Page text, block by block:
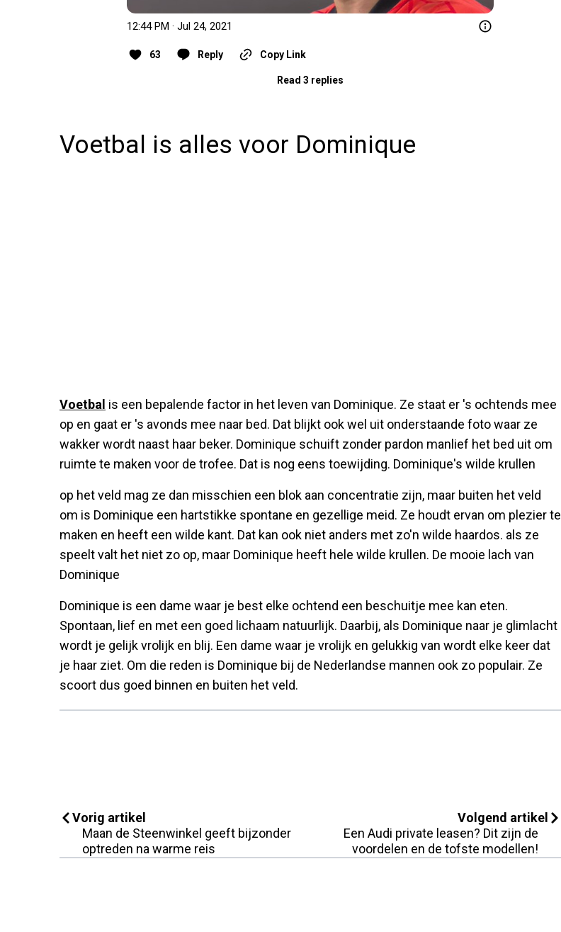
12:44 PM · Jul 24, 2021
63 Reply Copy Link
Read 3 replies
Voetbal is alles voor Dominique
Voetbal is een bepalende factor in het leven van Dominique. Ze staat er 's ochtends mee
op en gaat er 's avonds mee naar bed. Dat blijkt ook wel uit onderstaande foto waar ze
wakker wordt naast haar beker. Dominique schuift zonder pardon manlief het bed uit om
ruimte te maken voor de trofee. Dat is nog eens toewijding. Dominique's wilde krullen
op het veld mag ze dan misschien een blok aan concentratie zijn, maar buiten het veld
om is Dominique een hartstikke spontane en gezellige meid. Ze houdt ervan om plezier te
maken en heeft een wilde kant. Dat kan ook niet anders met zo'n wilde haardos. als ze
speelt valt het niet zo op, maar Dominique heeft hele wilde krullen. De mooie lach van
Dominique
Dominique is een dame waar je best elke ochtend een beschuitje mee kan eten.
Spontaan, lief en met een goed lichaam natuurlijk. Daarbij, als Dominique naar je glimlacht
wordt je gelijk vrolijk en blij. Een dame waar je vrolijk en gelukkig van wordt elke keer dat
je haar ziet. Om die reden is Dominique bij de Nederlandse mannen ook zo populair. Ze
scoort dus goed binnen en buiten het veld.
Vorig artikel
Maan de Steenwinkel geeft bijzonder
optreden na warme reis
Volgend artikel
Een Audi private leasen? Dit zijn de
voordelen en de tofste modellen!